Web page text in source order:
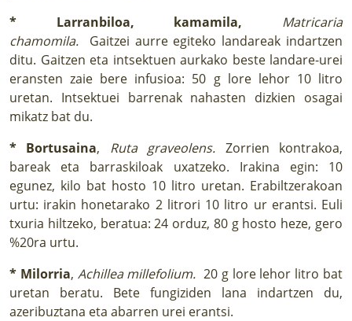
* Larranbiloa, kamamila, Matricaria
chamomila. Gaitzei aurre egiteko landareak indartzen
ditu. Gaitzen eta intsektuen aurkako beste landare-urei
eransten zaie bere infusioa: 50 g lore lehor 10 litro
uretan. Intsektuei barrenak nahasten dizkien osagai
mikatz bat du.
* Bortusaina, Ruta graveolens. Zorrien kontrakoa,
bareak eta barraskiloak uxatzeko. Irakina egin: 10
egunez, kilo bat hosto 10 litro uretan. Erabiltzerakoan
urtu: irakin honetarako 2 litrori 10 litro ur erantsi. Euli
txuria hiltzeko, beratua: 24 orduz, 80 g hosto heze, gero
%20ra urtu.
* Milorria, Achillea millefolium.20 g lore lehor litro bat
uretan beratu. Bete fungiziden lana indartzen du,
azeribuztana eta abarren urei erantsi.